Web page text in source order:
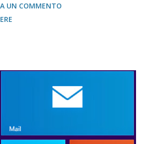
su Windows 10 per poter aggirare
UN COMMENTO